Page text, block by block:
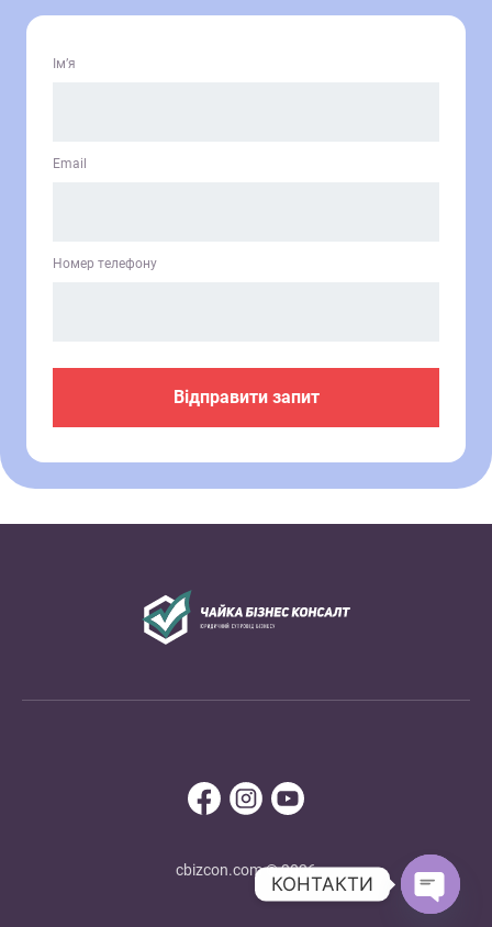
Ім’я
Email
Номер телефону
cbizcon.com © 2026
КОНТАКТИ